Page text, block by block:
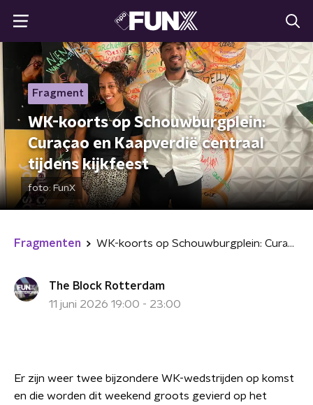
Fragment
WK-koorts op Schouwburgplein:
Curaçao en Kaapverdië centraal
tijdens kijkfeest
foto: FunX
Fragmenten WK-koorts op Schouwburgplein: Curaçao en Kaapverdië centraal tijdens kijkfeest
The Block Rotterdam
11 juni 2026 19:00 - 23:00
Er zijn weer twee bijzondere WK-wedstrijden op komst
en die worden dit weekend groots gevierd op het